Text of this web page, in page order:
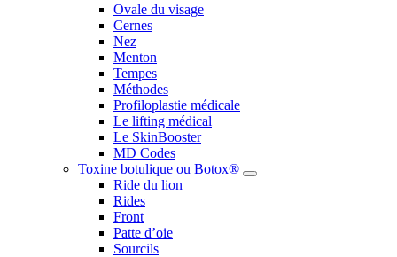
Ovale du visage
Cernes
Nez
Menton
Tempes
Méthodes
Profiloplastie médicale
Le lifting médical
Le SkinBooster
MD Codes
Toxine botulique ou Botox®
Ride du lion
Rides
Front
Patte d’oie
Sourcils